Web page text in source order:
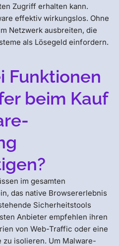
Zugriff erhalten kann.
effektiv wirkungslos. Ohne
Netzwerk ausbreiten, die
als Lösegeld einfordern.
Funktionen
beim Kauf
im gesamten
das native Browsererlebnis
Sicherheitstools
Anbieter empfehlen ihren
von Web-Traffic oder eine
isolieren. Um Malware-